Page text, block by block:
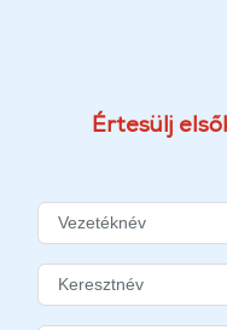
Értesülj